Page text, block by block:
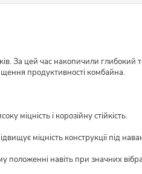
За цей час накопичили глибокий
продуктивності комбайна.
міцність і корозійну стійкість.
міцність конструкції під
положенні навіть при значних